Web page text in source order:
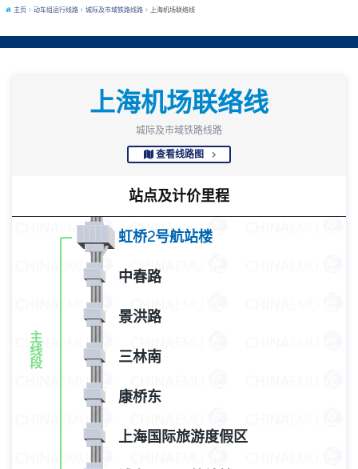
主页 动车组运行线路 城际及市域铁路线路 上海机场联络线
上海机场联络线
城际及市域铁路线路
查看线路图
站点及计价里程
主
线
段
虹桥2号航站楼
中春路
景洪路
三林南
康桥东
上海国际旅游度假区